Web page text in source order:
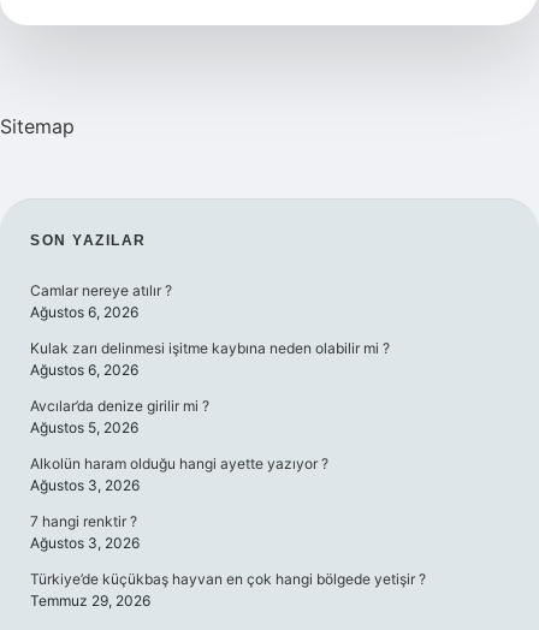
Yapmalı
Sitemap
SIDEBAR
SON YAZILAR
Camlar nereye atılır ?
Ağustos 6, 2026
Kulak zarı delinmesi işitme kaybına neden olabilir mi ?
Ağustos 6, 2026
Avcılar’da denize girilir mi ?
Ağustos 5, 2026
Alkolün haram olduğu hangi ayette yazıyor ?
Ağustos 3, 2026
7 hangi renktir ?
Ağustos 3, 2026
Türkiye’de küçükbaş hayvan en çok hangi bölgede yetişir ?
Temmuz 29, 2026